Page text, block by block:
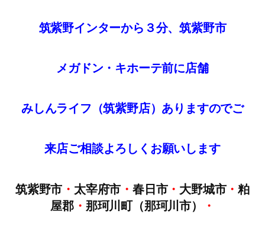
筑紫野インターから３分、筑紫野市
メガドン・キホーテ前に店舗
みしんライフ（筑紫野店）ありますのでご
来店ご相談よろしくお願いします
筑紫野市 ・ 太宰府市 ・ 春日市・ 大野城市・粕
屋郡 ・ 那珂川町（那珂川市） ・